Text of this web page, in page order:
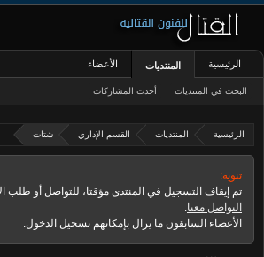
الرئيسية المنتديات القسم الإداري شتات
تنويه:
تم إيقاف التسجيل في المنتدى مؤقتا، للتواصل أو طلب
التواصل معنا.
الأعضاء السابقون ما يزال بإمكانهم تسجيل الدخول.
الرئيسية المنتديات
البحث في المنتديات أحدث المشاركات
الأعضاء